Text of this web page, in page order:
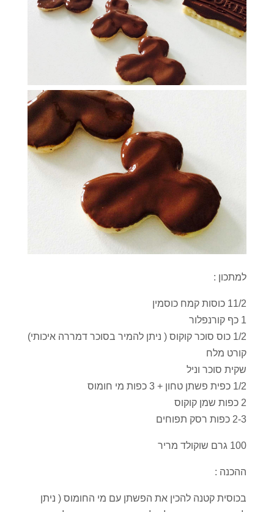
למתכון :
11/2 כוסות קמח כוסמין
1 כף קורנפלור
1/2 כוס סוכר קוקוס ( ניתן להמיר בסוכר דמררה איכותי)
קורט מלח
שקית סוכר וניל
1/2 כפית פשתן טחון + 3 כפות מי חומוס
2 כפות שמן קוקוס
2-3 כפות רסק תפוחים
100 גרם שוקולד מריר
ההכנה :
בכוסית קטנה להכין את הפשתן עם מי החומוס ( ניתן